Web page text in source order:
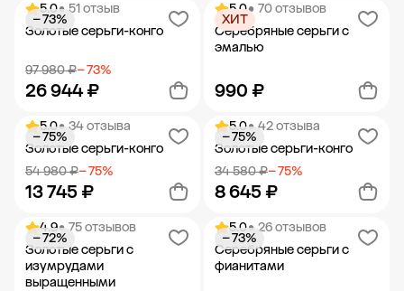
Добавить в корзину Добавить в корзину
5.0• 51 отзыв
Золотые серьги-конго
97 980 ₽− 73%
26 944 ₽
− 73%
Добавить в корзину
5.0• 70 отзывов
Серебряные серьги с
эмалью
990 ₽
ХИТ
Добавить в корзину
5.0• 34 отзыва
Золотые серьги-конго
54 980 ₽− 75%
13 745 ₽
− 75%
Добавить в корзину
5.0• 42 отзыва
Золотые серьги-конго
34 580 ₽− 75%
8 645 ₽
− 75%
Добавить в корзину
4.9• 75 отзывов
Золотые серьги с
изумрудами
выращенными
− 72%
5.0• 26 отзывов
Серебряные серьги с
фианитами
− 73%